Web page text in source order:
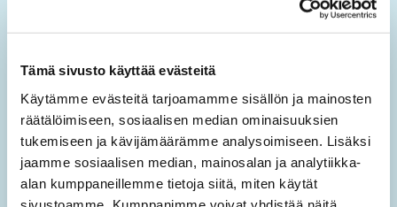
Tämä sivusto käyttää evästeitä
Käytämme evästeitä tarjoamamme sisällön ja mainosten
räätälöimiseen, sosiaalisen median ominaisuuksien
tukemiseen ja kävijämäärämme analysoimiseen. Lisäksi
jaamme sosiaalisen median, mainosalan ja analytiikka-
alan kumppaneillemme tietoja siitä, miten käytät
Tilaamalla sähköisen uutiskirjeen saat tietoa sivuston
uusista sisällöistä sekä ajankohtaisista mielen
Tilaa Ikäopisto -uutiset
SÄHKÖPOSTIOSOITE*